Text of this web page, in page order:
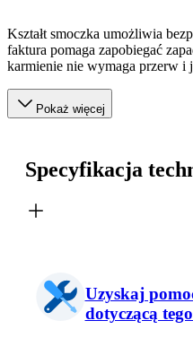
Kształt smoczka umożliwia
faktura pomaga zapobiegać
karmienie nie wymaga przerw i
Pokaż więcej
Specyfikacja
Uzyskaj
dotyczącą